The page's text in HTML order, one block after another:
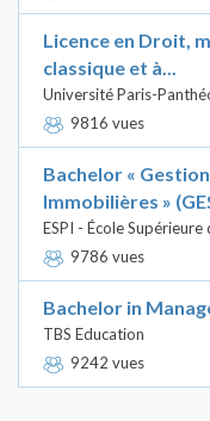
Licence en Droit,
classique et à...
Université Paris-
9816 vues
Bachelor «
Immobilières »
ESPI - École Supérieure
9786 vues
Bachelor in
TBS Education
9242 vues